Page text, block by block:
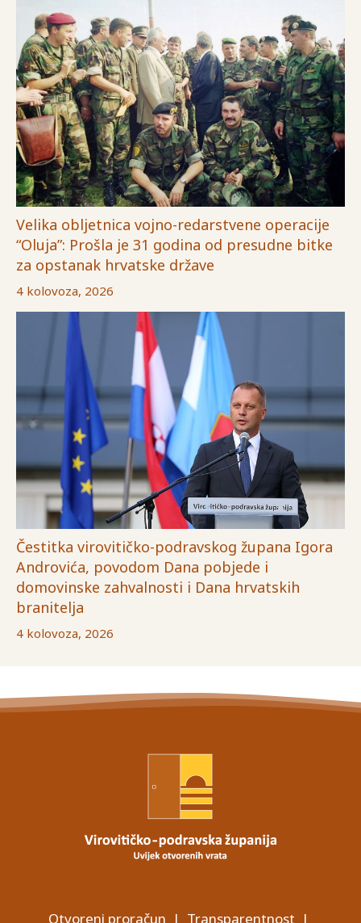
Velika obljetnica vojno-redarstvene operacije
“Oluja”: Prošla je 31 godina od presudne bitke
za opstanak hrvatske države
4 kolovoza, 2026
Čestitka virovitičko-podravskog župana Igora
Androvića, povodom Dana pobjede i
domovinske zahvalnosti i Dana hrvatskih
branitelja
4 kolovoza, 2026
Otvoreni proračun | Transparentnost |